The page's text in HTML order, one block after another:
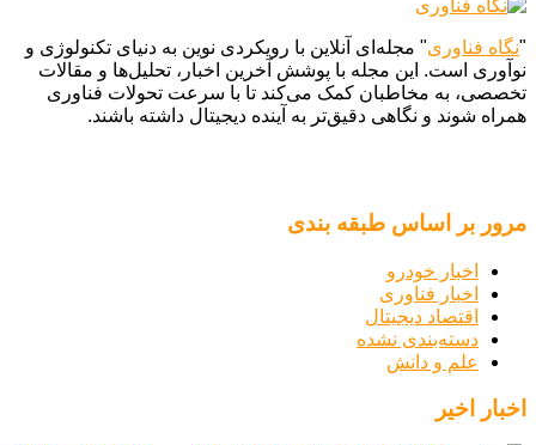
"نگاه فناوری" مجله‌ای آنلاین با رویکردی نوین به دنیای تکنولوژی و
نوآوری است. این مجله با پوشش آخرین اخبار، تحلیل‌ها و مقالات
تخصصی، به مخاطبان کمک می‌کند تا با سرعت تحولات فناوری
همراه شوند و نگاهی دقیق‌تر به آینده دیجیتال داشته باشند.
مرور بر اساس طبقه بندی
اخبار خودرو
اخبار فناوری
اقتصاد دیجیتال
دسته‌بندی نشده
علم و دانش
اخبار اخیر